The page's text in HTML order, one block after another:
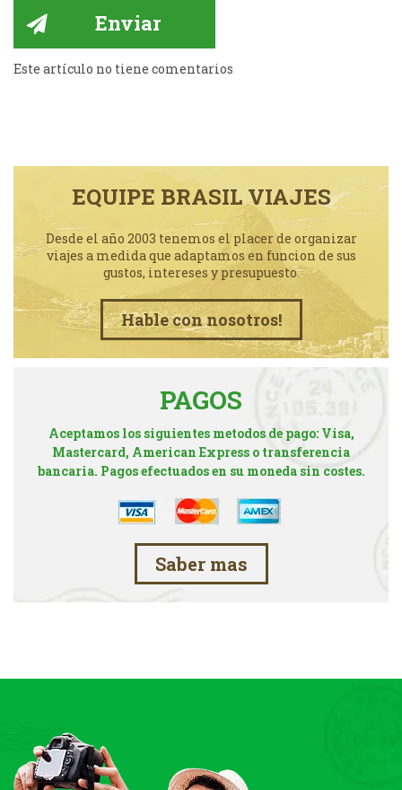
Este artículo no tiene comentarios
EQUIPE BRASIL VIAJES
Desde el año 2003 tenemos el placer de organizar
viajes a medida que adaptamos en funcion de sus
gustos, intereses y presupuesto.
Hable con nosotros!
PAGOS
Aceptamos los siguientes metodos de pago: Visa,
Mastercard, American Express o transferencia
bancaria. Pagos efectuados en su moneda sin costes.
Saber mas